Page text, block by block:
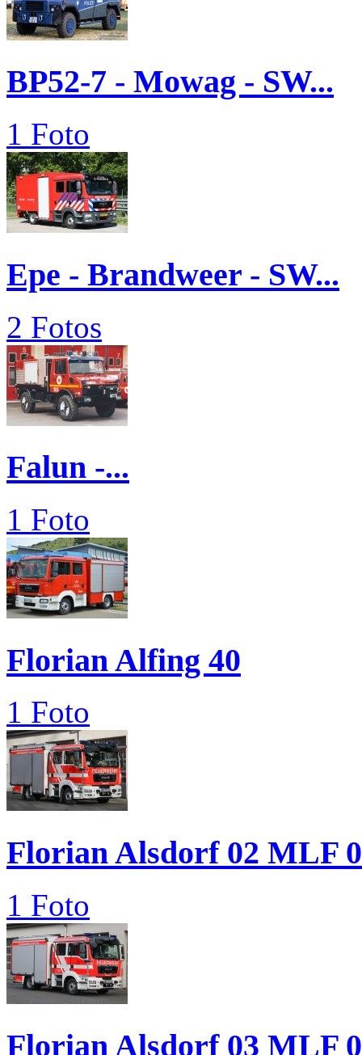
BP52-7 - Mowag - SW...
1 Foto
Epe - Brandweer - SW...
2 Fotos
Falun -...
1 Foto
Florian Alfing 40
1 Foto
Florian Alsdorf 02 MLF
1 Foto
Florian Alsdorf 03 MLF